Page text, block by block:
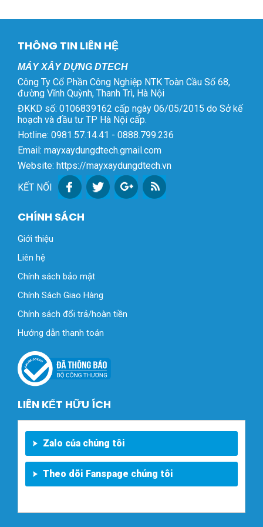
THÔNG TIN LIÊN HỆ
MÁY XÂY DỰNG DTECH
Công Ty Cổ Phần Công Nghiệp NTK Toàn Cầu Số 68,
đường Vĩnh Quỳnh, Thanh Trì, Hà Nội
ĐKKD số: 0106839162 cấp ngày 06/05/2015 do Sở kế
hoạch và đầu tư TP Hà Nội cấp.
Hotline: 0981.57.14.41 - 0888.799.236
Email: mayxaydungdtech.gmail.com
Website: https://mayxaydungdtech.vn
KẾT NỐI
CHÍNH SÁCH
Giới thiệu
Liên hệ
Chính sách bảo mật
Chính Sách Giao Hàng
Chính sách đổi trả/hoàn tiền
Hướng dẫn thanh toán
LIÊN KẾT HỮU ÍCH
Zalo của chúng tôi
Theo dõi Fanspage chúng tôi